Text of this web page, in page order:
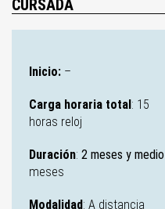
CURSADA
Inicio: –
Carga horaria total: 15
horas reloj
Duración: 2 meses y medio
meses
Modalidad: A distancia